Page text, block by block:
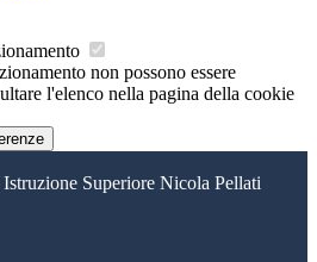
non possono essere
l'elenco nella pagina della cookie
Superiore Nicola Pellati